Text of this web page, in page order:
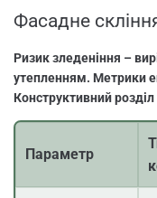
Фасадне
Ризик зледеніння –
утепленням. Метрики
Конструктивний
Параметр